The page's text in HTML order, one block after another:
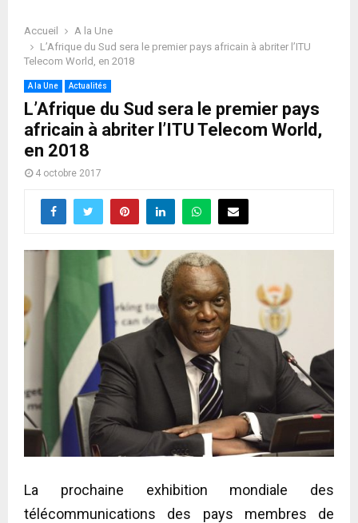
Accueil
A la Une
L’Afrique du Sud sera le premier pays africain à abriter l’ITU
Telecom World, en 2018
A la Une Actualités
L’Afrique du Sud sera le premier pays
africain à abriter l’ITU Telecom World,
en 2018
4 octobre 2017
La prochaine exhibition mondiale des
télécommunications des pays membres de